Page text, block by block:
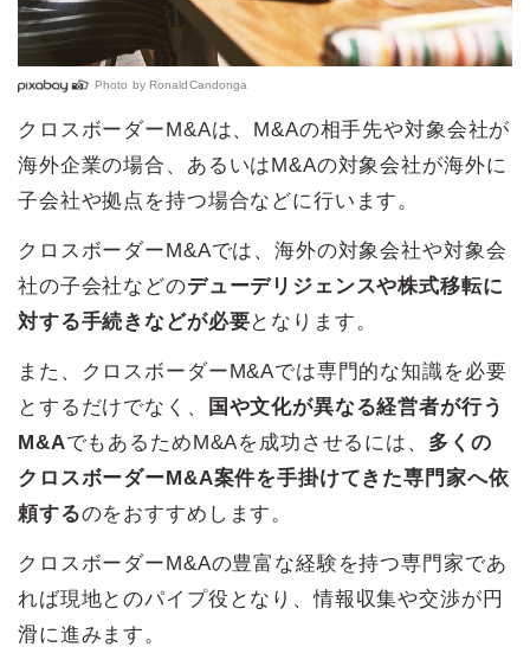
Photo by RonaldCandonga
クロスボーダーM&Aは、M&Aの相手先や対象会社が
海外企業の場合、あるいはM&Aの対象会社が海外に
子会社や拠点を持つ場合などに行います。
クロスボーダーM&Aでは、海外の対象会社や対象会
社の子会社などのデューデリジェンスや株式移転に
対する手続きなどが必要となります。
また、クロスボーダーM&Aでは専門的な知識を必要
とするだけでなく、
国や文化が異なる経営者が行う
M&AでもあるためM&Aを成功させるには、 多くの
クロスボーダーM&A案件を手掛けてきた専門家へ依
頼するのをおすすめします。
クロスボーダーM&Aの豊富な経験を持つ専門家であ
れば現地とのパイプ役となり、情報収集や交渉が円
滑に進みます。